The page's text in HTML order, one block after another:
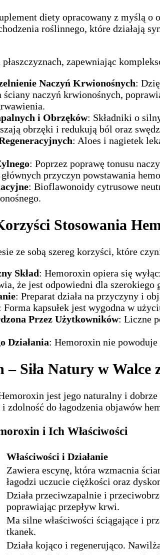
diety opracowany z myślą o
roślinnego, które działają
zapewniając
Naczyń Krwionośnych:
naczyń krwionośnych,
i Obrzęków: Składniki o
obrzęki i redukują ból oraz
: Aloes i nagietek
: Poprzez poprawę tonusu
przyczyn powstawania
: Bioflawonoidy cytrusowe
Stosowania
ze sobą szereg korzyści, które
Skład: Hemoroxin opiera się
że jest odpowiedni dla szerokiego
: Preparat działa na przyczyny i
Forma kapsułek jest wygodna w
Przez Użytkowników: Liczne
Działania: Hemoroxin nie powoduje
– Siła Natury w Walce
jest jego naturalny i
zdolność do łagodzenia objawów
i Ich Właściwości
Właściwości i Działanie
Zawiera escynę, która wzmacnia
łagodzi uczucie ciężkości oraz
Działa przeciwzapalnie i
poprawiając przepływ krwi.
Ma silne właściwości ściągające i
tkanek.
Działa kojąco i regenerująco.